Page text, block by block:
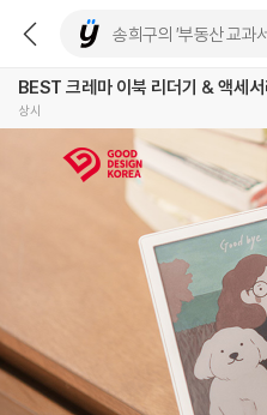
BEST 크레마 이북 리더기 & 액세
상시